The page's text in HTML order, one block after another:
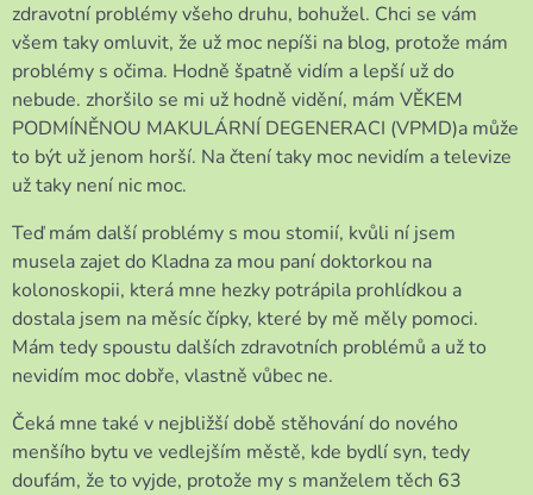
zdravotní problémy všeho druhu, bohužel. Chci se vám
všem taky omluvit, že už moc nepíši na blog, protože mám
problémy s očima. Hodně špatně vidím a lepší už do
nebude. zhoršilo se mi už hodně vidění, mám VĚKEM
PODMÍNĚNOU MAKULÁRNÍ DEGENERACI (VPMD)a může
to být už jenom horší. Na čtení taky moc nevidím a televize
už taky není nic moc.
Teď mám další problémy s mou stomií, kvůli ní jsem
musela zajet do Kladna za mou paní doktorkou na
kolonoskopii, která mne hezky potrápila prohlídkou a
dostala jsem na měsíc čípky, které by mě měly pomoci.
Mám tedy spoustu dalších zdravotních problémů a už to
nevidím moc dobře, vlastně vůbec ne.
Čeká mne také v nejbližší době stěhování do nového
menšího bytu ve vedlejším městě, kde bydlí syn, tedy
doufám, že to vyjde, protože my s manželem těch 63